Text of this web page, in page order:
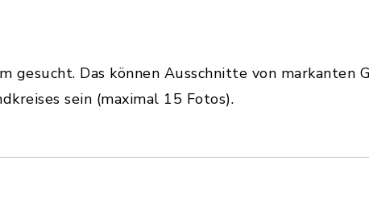
gesucht. Das können Ausschnitte von markanten
sein (maximal 15 Fotos).